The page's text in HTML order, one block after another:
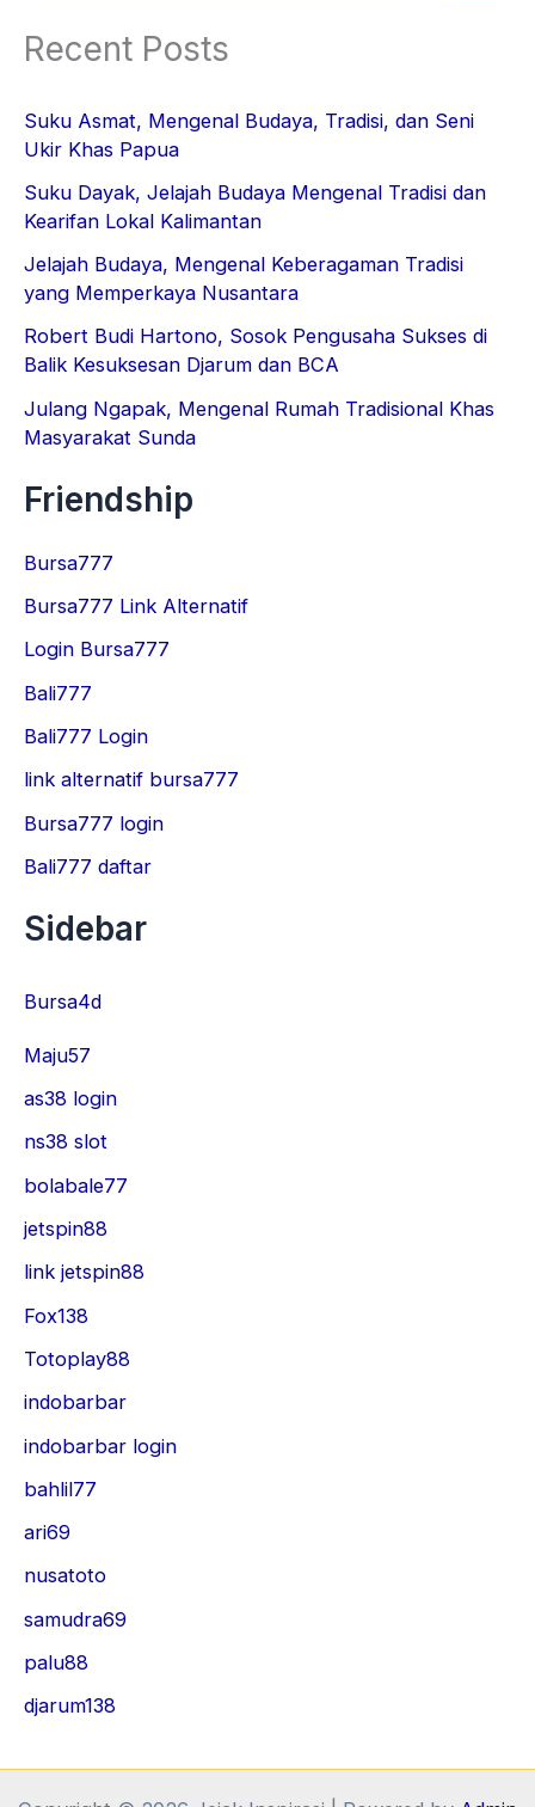
Recent Posts
Suku Asmat, Mengenal Budaya, Tradisi, dan Seni
Ukir Khas Papua
Suku Dayak, Jelajah Budaya Mengenal Tradisi dan
Kearifan Lokal Kalimantan
Jelajah Budaya, Mengenal Keberagaman Tradisi
yang Memperkaya Nusantara
Robert Budi Hartono, Sosok Pengusaha Sukses di
Balik Kesuksesan Djarum dan BCA
Julang Ngapak, Mengenal Rumah Tradisional Khas
Masyarakat Sunda
Friendship
Bursa777
Bursa777 Link Alternatif
Login Bursa777
Bali777
Bali777 Login
link alternatif bursa777
Bursa777 login
Bali777 daftar
Sidebar
Bursa4d
Maju57
as38 login
ns38 slot
bolabale77
jetspin88
link jetspin88
Fox138
Totoplay88
indobarbar
indobarbar login
bahlil77
ari69
nusatoto
samudra69
palu88
djarum138